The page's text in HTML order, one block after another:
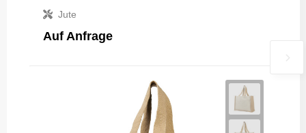
Jute
Auf Anfrage